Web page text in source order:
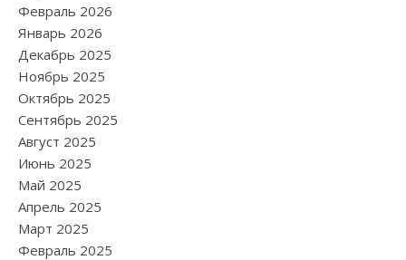
Февраль 2026
Январь 2026
Декабрь 2025
Ноябрь 2025
Октябрь 2025
Сентябрь 2025
Август 2025
Июнь 2025
Май 2025
Апрель 2025
Март 2025
Февраль 2025